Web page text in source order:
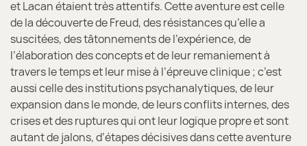
et Lacan étaient très attentifs. Cette aventure est celle
de la découverte de Freud, des résistances qu’elle a
suscitées, des tâtonnements de l’expérience, de
l’élaboration des concepts et de leur remaniement à
travers le temps et leur mise à l’épreuve clinique ; c’est
aussi celle des institutions psychanalytiques, de leur
expansion dans le monde, de leurs conflits internes, des
crises et des ruptures qui ont leur logique propre et sont
autant de jalons, d’étapes décisives dans cette aventure